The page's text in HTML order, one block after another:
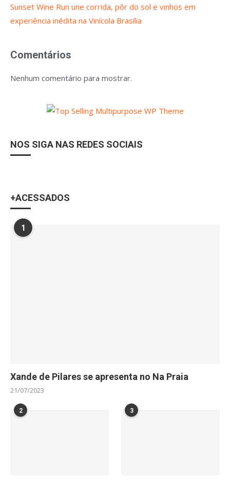
Sunset Wine Run une corrida, pôr do sol e vinhos em
experiência inédita na Vinícola Brasília
Comentários
Nenhum comentário para mostrar.
NOS SIGA NAS REDES SOCIAIS
+ACESSADOS
1
Xande de Pilares se apresenta no Na Praia
21/07/2023
2 3